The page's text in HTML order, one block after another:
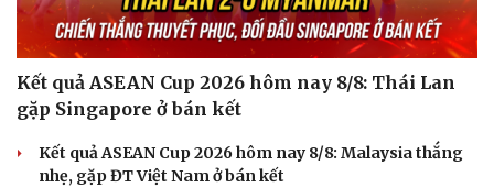
Kết quả ASEAN Cup 2026 hôm nay 8/8: Thái Lan
gặp Singapore ở bán kết
Kết quả ASEAN Cup 2026 hôm nay 8/8: Malaysia thắng
nhẹ, gặp ĐT Việt Nam ở bán kết